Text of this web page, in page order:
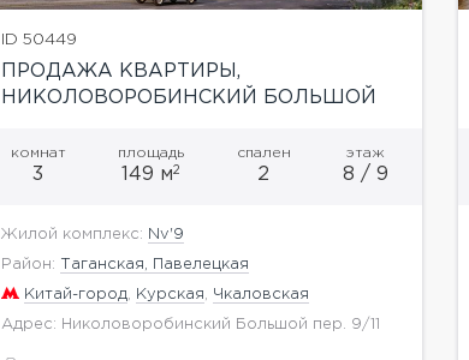
ID 50449
ПРОДАЖА КВАРТИРЫ,
НИКОЛОВОРОБИНСКИЙ БОЛЬШОЙ
комнат
3
площадь
149 м2
спален
2
этаж
8 / 9
Жилой комплекс: Nv'9
Район: Таганская, Павелецкая
Китай-город Курская Чкаловская
Адрес: Николоворобинский Большой пер. 9/11